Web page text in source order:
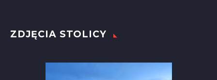
ZDJĘCIA STOLICY